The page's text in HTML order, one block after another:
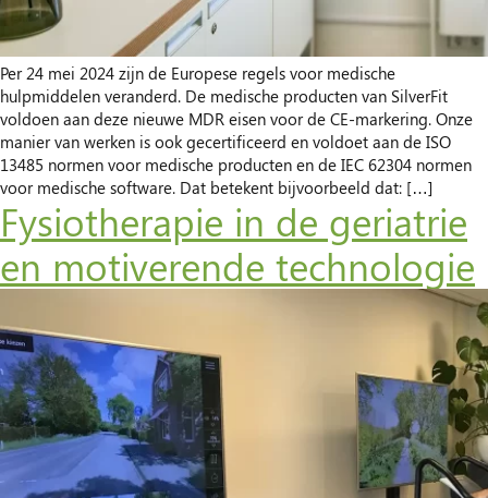
Per 24 mei 2024 zijn de Europese regels voor medische
hulpmiddelen veranderd. De medische producten van SilverFit
voldoen aan deze nieuwe MDR eisen voor de CE-markering. Onze
manier van werken is ook gecertificeerd en voldoet aan de ISO
13485 normen voor medische producten en de IEC 62304 normen
voor medische software. Dat betekent bijvoorbeeld dat: […]
Fysiotherapie in de geriatrie
en motiverende technologie